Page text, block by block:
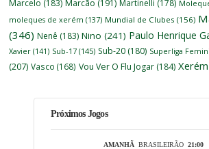
Marcelo (183) Marcão (191) Martinelli (178)
moleques de xerém (137) Mundial de Clubes (156)
(346) Nenê (183) Nino (241) Paulo Henrique
Xavier (141) Sub-17 (145) Sub-20 (180) Superliga
(207) Vasco (168) Vou Ver O Flu Jogar (184) Xerém
Próximos Jogos
AMANHÃBRASILEIRÃO 21:00